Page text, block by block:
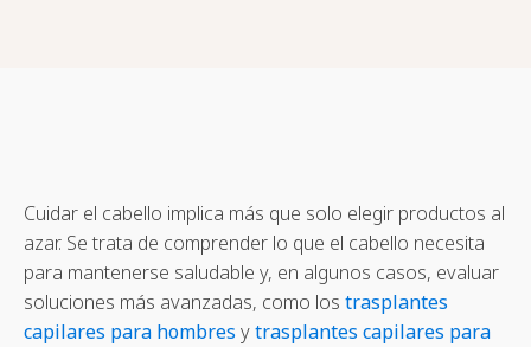
Cuidar el cabello implica más que solo elegir productos al
azar. Se trata de comprender lo que el cabello necesita
para mantenerse saludable y, en algunos casos, evaluar
soluciones más avanzadas, como los trasplantes
capilares para hombres ytrasplantes capilares para